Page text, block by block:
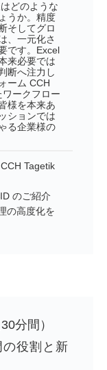
どのような
うか。精度
そしてグロ
、一元化さ
です。Excel
来必要では
断へ注力し
ーム CCH
ークフロー
様を本来あ
ションでは
る企業様の
Tagetik
のご紹介
の高度化を
分間）
役割と新